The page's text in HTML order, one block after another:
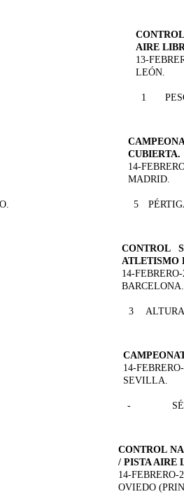
AIRE
13-
LEÓN.
1
CUBIERTA.
14-
MADRID.
5
CONTROL
ATLETISMO
14-
BARCELONA.
3 ALTURA
14-
SEVILLA.
-
CONTROL
/ PISTA AIRE
14-FEBRERO-
OVIEDO